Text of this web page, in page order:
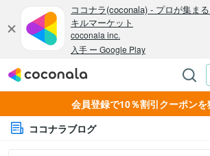
会員登録で10％割引クーポンを
ココナラブログ